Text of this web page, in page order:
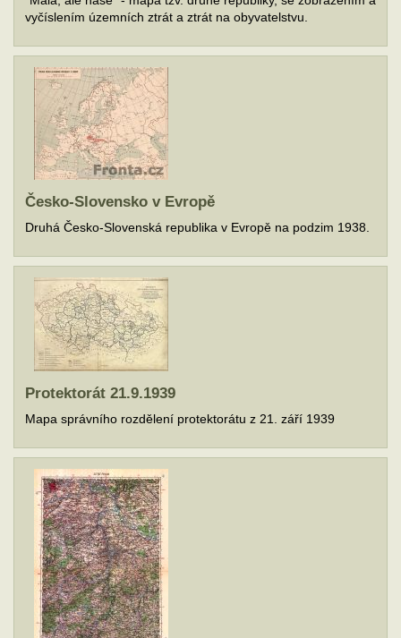
vyčíslením územních ztrát a ztrát na obyvatelstvu.
Česko-Slovensko v Evropě
Druhá Česko-Slovenská republika v Evropě na podzim 1938.
Protektorát 21.9.1939
Mapa správního rozdělení protektorátu z 21. září 1939